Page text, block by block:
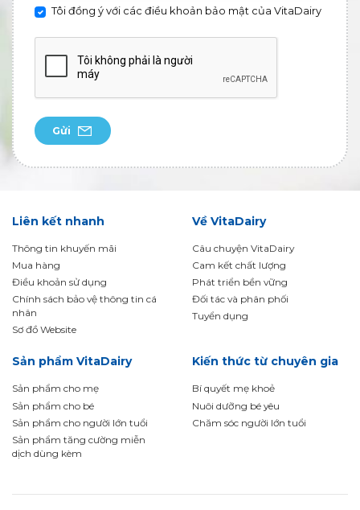
Tôi đồng ý với các điều khoản bảo mật của VitaDairy
Gửi
Liên kết nhanh
Thông tin khuyến mãi
Mua hàng
Điều khoản sử dụng
Chính sách bảo vệ thông tin cá
nhân
Sơ đồ Website
Về VitaDairy
Câu chuyện VitaDairy
Cam kết chất lượng
Phát triển bền vững
Đối tác và phân phối
Tuyển dụng
Sản phẩm VitaDairy
Sản phẩm cho mẹ
Sản phẩm cho bé
Sản phẩm cho người lớn tuổi
Sản phẩm tăng cường miễn
dịch dùng kèm
Kiến thức từ chuyên gia
Bí quyết mẹ khoẻ
Nuôi dưỡng bé yêu
Chăm sóc người lớn tuổi